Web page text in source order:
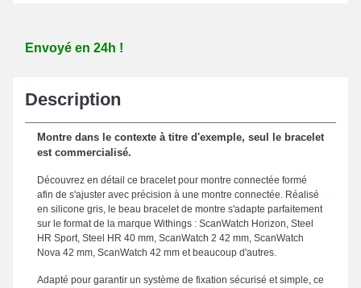
Envoyé en 24h !
Description
Montre dans le contexte à titre d'exemple, seul le bracelet
est commercialisé.
Découvrez en détail ce bracelet pour montre connectée formé
afin de s'ajuster avec précision à une montre connectée. Réalisé
en silicone gris, le beau bracelet de montre s'adapte parfaitement
sur le format de la marque Withings : ScanWatch Horizon, Steel
HR Sport, Steel HR 40 mm, ScanWatch 2 42 mm, ScanWatch
Nova 42 mm, ScanWatch 42 mm et beaucoup d'autres.
Adapté pour garantir un système de fixation sécurisé et simple, ce